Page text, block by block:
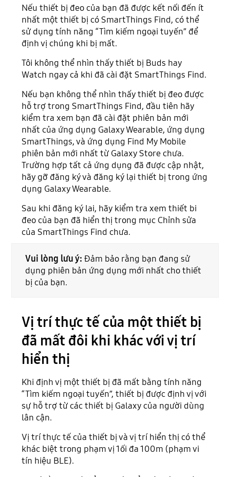
Nếu thiết bị đeo của bạn đã được kết nối đến ít
nhất một thiết bị có SmartThings Find, có thể
sử dụng tính năng “Tìm kiếm ngoại tuyến” để
định vị chúng khi bị mất.
Tôi không thể nhìn thấy thiết bị Buds hay
Watch ngay cả khi đã cài đặt SmartThings Find.
Nếu bạn không thể nhìn thấy thiết bị đeo được
hỗ trợ trong SmartThings Find, đầu tiên hãy
kiểm tra xem bạn đã cài đặt phiên bản mới
nhất của ứng dụng Galaxy Wearable, ứng dụng
SmartThings, và ứng dụng Find My Mobile
phiên bản mới nhất từ Galaxy Store chưa.
Trường hợp tất cả ứng dụng đã được cập nhật,
hãy gỡ đăng ký và đăng ký lại thiết bị trong ứng
dụng Galaxy Wearable.
Sau khi đăng ký lai, hãy kiểm tra xem thiết bi
đeo của bạn đã hiển thị trong mục Chỉnh sửa
của SmartThings Find chưa.
Vui lòng lưu ý: Đảm bảo rằng bạn đang sử
dụng phiên bản ứng dụng mới nhất cho thiết
bị của bạn.
Vị trí thực tế của một thiết bị
đã mất đôi khi khác với vị trí
hiển thị
Khi định vị một thiết bị đã mất bằng tính năng
“Tìm kiếm ngoại tuyến”, thiết bị được định vị với
sự hỗ trợ từ các thiết bị Galaxy của người dùng
lân cận.
Vị trí thực tế của thiết bị và vị trí hiển thị có thể
khác biệt trong phạm vị 1ối đa 100m (phạm vi
tín hiệu BLE).